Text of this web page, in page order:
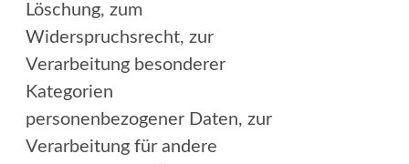
Löschung, zum
Widerspruchsrecht, zur
Verarbeitung besonderer
Kategorien
personenbezogener Daten, zur
Verarbeitung für andere